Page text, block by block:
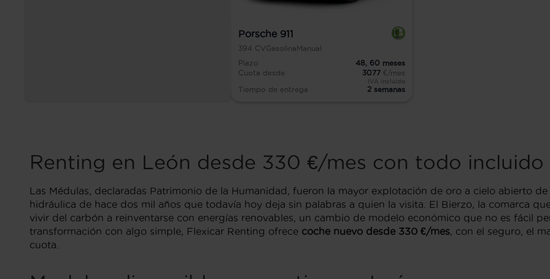
Porsche 911
394 CVGasolina Manual
Plazo
48, 60 meses
Cuota desde
3077 €/mes
IVA incluido
Tiempo de entrega 2 semanas
Renting en León desde 330 €/mes con todo incluido
Las Médulas, declaradas Patrimonio de la Humanidad, fueron la mayor explotación de oro a cielo abierto
hidráulica de hace dos mil años que todavía hoy deja sin palabras a quien la visita. El Bierzo, la comarca
vivir del carbón a reinventarse con energías renovables, un cambio de modelo económico que no es fácil
transformación con algo simple, Flexicar Renting ofrece coche nuevo desde 330 €/mes, con el seguro, el
cuota.